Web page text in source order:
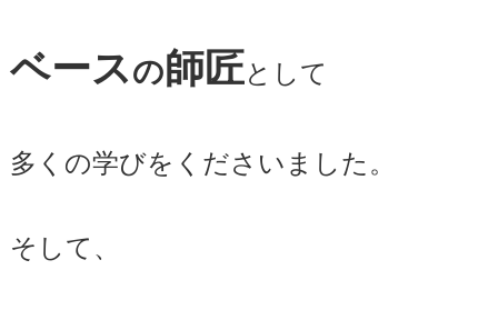
ベースの師匠として
多くの学びをくださいました。
そして、